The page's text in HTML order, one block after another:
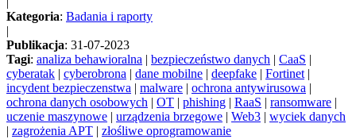
Kategoria: Badania i raporty
|
Publikacja: 31-07-2023
Tagi: analiza behawioralna | bezpieczeństwo danych | CaaS |
cyberatak | cyberobrona | dane mobilne | deepfake | Fortinet|
incydent bezpieczenstwa | malware | ochrona antywirusowa |
ochrona danych osobowych | OT | phishing | RaaS | ransomware |
uczenie maszynowe | urządzenia brzegowe | Web3 | wyciek danych
| zagrożenia APT | złośliwe oprogramowanie